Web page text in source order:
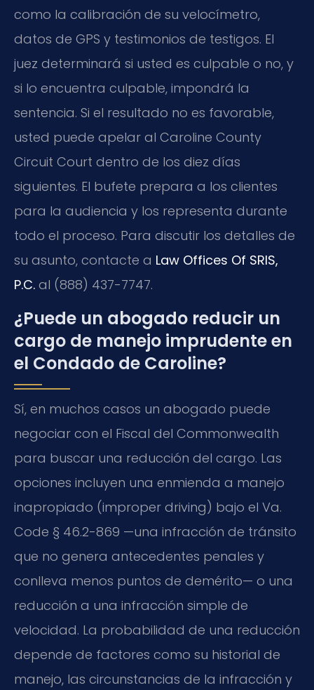
como la calibración de su velocímetro,
datos de GPS y testimonios de testigos. El
juez determinará si usted es culpable o no, y
si lo encuentra culpable, impondrá la
sentencia. Si el resultado no es favorable,
usted puede apelar al Caroline County
Circuit Court dentro de los diez días
siguientes. El bufete prepara a los clientes
para la audiencia y los representa durante
todo el proceso. Para discutir los detalles de
su asunto, contacte a Law Offices Of SRIS,
P.C. al (888) 437-7747.
¿Puede un abogado reducir un
cargo de manejo imprudente en
el Condado de Caroline?
Sí, en muchos casos un abogado puede
negociar con el Fiscal del Commonwealth
para buscar una reducción del cargo. Las
opciones incluyen una enmienda a manejo
inapropiado (improper driving) bajo el Va.
Code § 46.2-869 —una infracción de tránsito
que no genera antecedentes penales y
conlleva menos puntos de demérito— o una
reducción a una infracción simple de
velocidad. La probabilidad de una reducción
depende de factores como su historial de
manejo, las circunstancias de la infracción y